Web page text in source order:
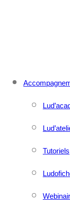
Tutoriels